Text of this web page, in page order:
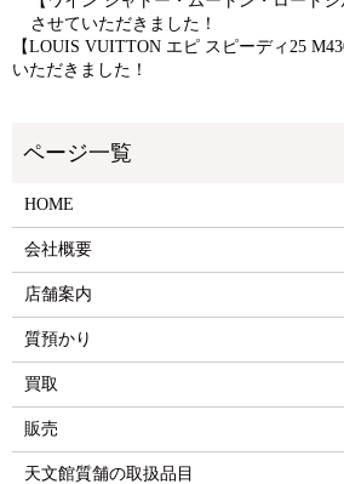
させていただきました！
【LOUIS VUITTON エピ スピーディ25
いただきました！
HOME
会社概要
店舗案内
質預かり
買取
販売
天文館質舗の取扱品目